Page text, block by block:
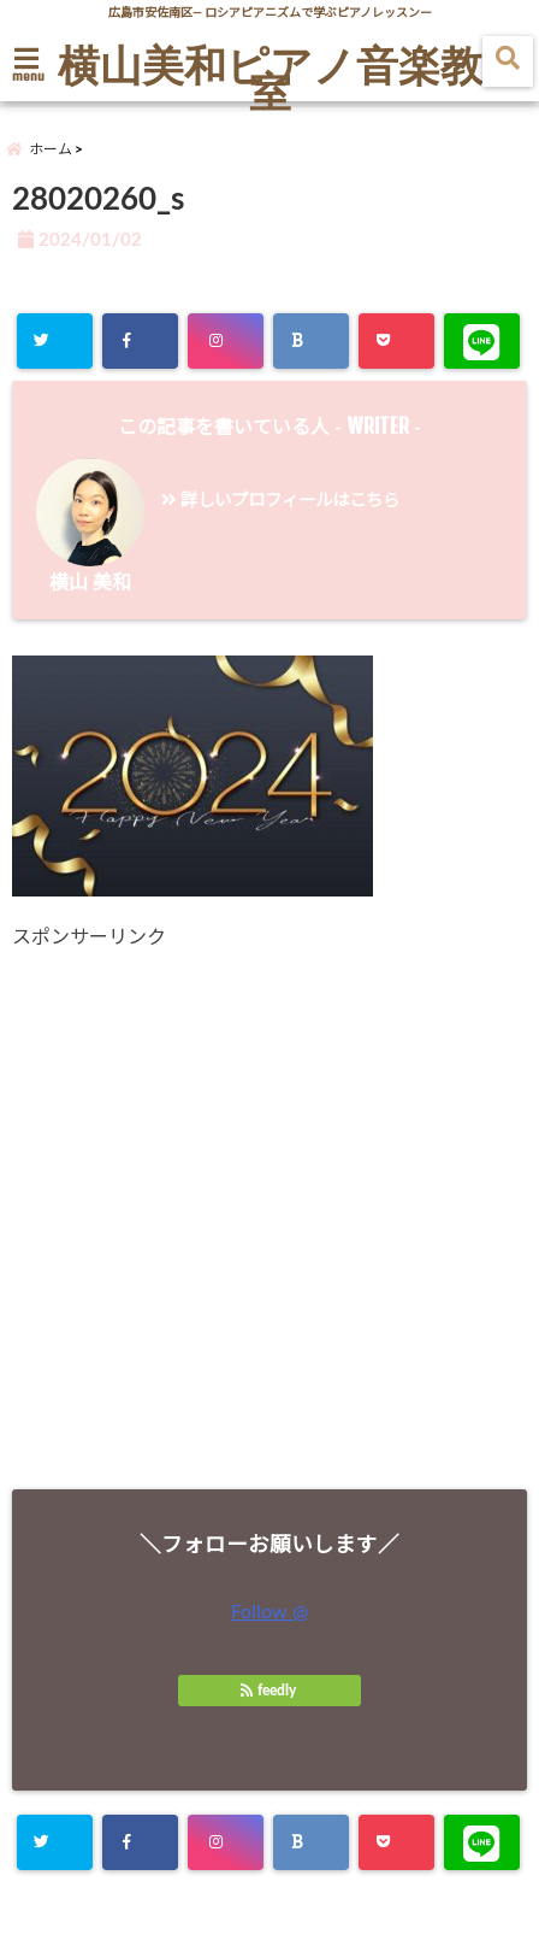
広島市安佐南区― ロシアピアニズムで学ぶピアノレッスンー
menu 横山美和ピアノ音楽教
室
ホーム
28020260_s
2024/01/02
この記事を書いている人 - WRITER -
横山 美和
詳しいプロフィールはこちら
スポンサーリンク
＼フォローお願いします／
Follow @
feedly